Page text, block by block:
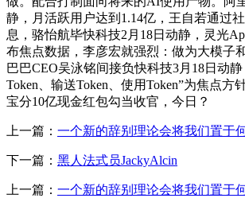
静，月活跃用户达到1.14亿，王自若通过
息，骆怡航毕快科技2月18日动静，灵光
布焦点数据，李彦宏就强烈：做为大模子
巴巴CEO吴泳铭间接负快科技3月18日动静
Token、输送Token、使用Token”为焦点方
宝分10亿现金红包勾当收官，今日？
上一篇： 一个新的辞别理论会将我们置于
下一篇： 黑人法式员JackyAlcin
上一篇： 一个新的辞别理论会将我们置于